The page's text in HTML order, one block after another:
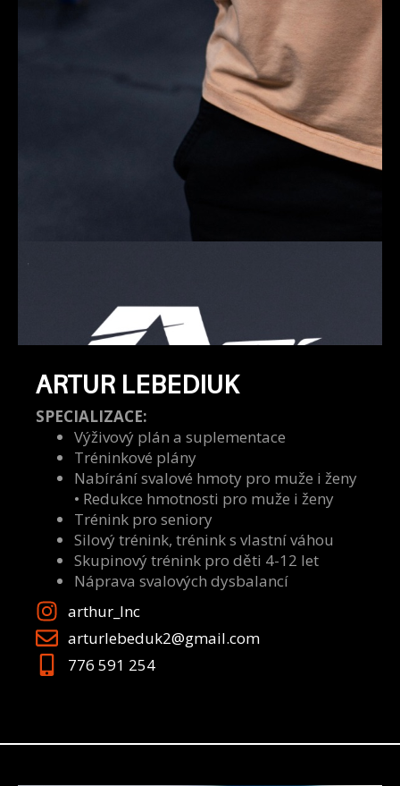
ARTUR LEBEDIUK
SPECIALIZACE:
Výživový plán a suplementace
Tréninkové plány
Nabírání svalové hmoty pro muže i ženy
• Redukce hmotnosti pro muže i ženy
Trénink pro seniory
Silový trénink, trénink s vlastní váhou
Skupinový trénink pro děti 4-12 let
Náprava svalových dysbalancí
arthur_Inc
arturlebeduk2@gmail.com
776 591 254